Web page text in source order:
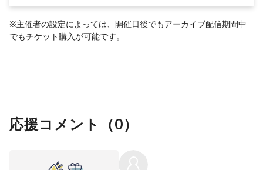
※主催者の設定によっては、開催日後でもアーカイブ配信期間中
でもチケット購入が可能です。
応援コメント（0）